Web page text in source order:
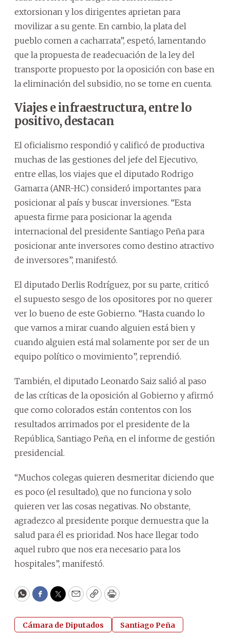
extorsionan y los dirigentes aprietan para
movilizar a su gente. En cambio, la plata del
pueblo comen a cacharrata”, espetó, lamentando
que la propuesta de readecuación de la ley del
transporte propuesto por la oposición con base en
la eliminación del subsidio, no se tome en cuenta.
Viajes e infraestructura, entre lo
positivo, destacan
El oficialismo respondió y calificó de productiva
muchas de las gestiones del jefe del Ejecutivo,
entre ellas, los viajes que el diputado Rodrigo
Gamarra (ANR-HC) consideró importantes para
posicionar al país y buscar inversiones. “Esta
apuesta firme para posicionar la agenda
internacional del presidente Santiago Peña para
posicionar ante inversores como destino atractivo
de inversores”, manifestó.
El diputado Derlis Rodríguez, por su parte, criticó
el supuesto sesgo de los opositores por no querer
ver lo bueno de este Gobierno. “Hasta cuando lo
que vamos a mirar cuando alguien está bien y
cuando alguien está mal solamente por ser de un
equipo político o movimiento”, reprendió.
También, el diputado Leonardo Saiz salió al paso
de las críticas de la oposición al Gobierno y afirmó
que como colorados están contentos con los
resultados arrimados por el presidente de la
República, Santiago Peña, en el informe de gestión
presidencial.
“Muchos colegas quieren desmeritar diciendo que
es poco (el resultado), que no funciona y solo
quieren ver las cosas negativas. No obstante,
agradezco al presidente porque demuestra que la
salud para él es prioridad. Nos hace llegar todo
aquel rubro que nos era necesario para los
hospitales”, manifestó.
WhatsApp
Facebook
Twitter
EmailCopyPrint
Cámara de Diputados Santiago Peña